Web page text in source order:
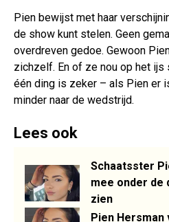
Pien bewijst met haar
de show kunt stelen. Geen
overdreven gedoe. Gewoon
zichzelf. En of ze nou op het
één ding is zeker – als Pien er
minder naar de wedstrijd.
Lees ook
Schaatsster
mee onder de
zien
Pien